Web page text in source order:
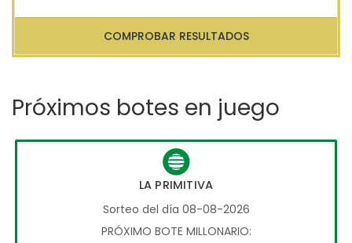
COMPROBAR RESULTADOS
Próximos botes en juego
LA PRIMITIVA
Sorteo del día 08-08-2026
PRÓXIMO BOTE MILLONARIO: